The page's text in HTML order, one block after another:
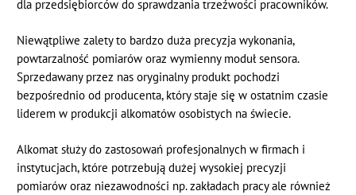
dla przedsiębiorców do sprawdzania trzeźwości pracowników.
Niewątpliwe zalety to bardzo duża precyzja wykonania,
powtarzalność pomiarów oraz wymienny moduł sensora.
Sprzedawany przez nas oryginalny produkt pochodzi
bezpośrednio od producenta, który staje się w ostatnim czasie
liderem w produkcji alkomatów osobistych na świecie.
Alkomat służy do zastosowań profesjonalnych w firmach i
instytucjach, które potrzebują dużej wysokiej precyzji
pomiarów oraz niezawodności np. zakładach pracy ale również